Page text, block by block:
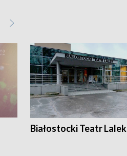
Białostocki Teatr Lalek